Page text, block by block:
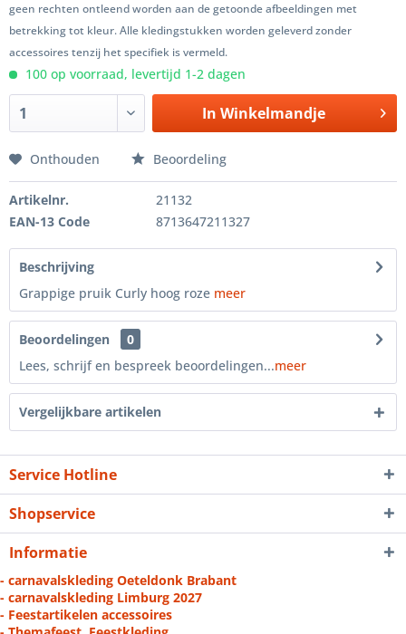
geen rechten ontleend worden aan de getoonde afbeeldingen met
betrekking tot kleur. Alle kledingstukken worden geleverd zonder
accessoires tenzij het specifiek is vermeld.
100 op voorraad, levertijd 1-2 dagen
In Winkelmandje
Onthouden Beoordeling
Artikelnr.
21132
EAN-13 Code
8713647211327
Beschrijving
Grappige pruik Curly hoog roze meer
Beoordelingen
0
Lees, schrijf en bespreek beoordelingen...meer
Vergelijkbare artikelen
Service Hotline
Shopservice
Informatie
- carnavalskleding Oeteldonk Brabant
- carnavalskleding Limburg 2027
- Feestartikelen accessoires